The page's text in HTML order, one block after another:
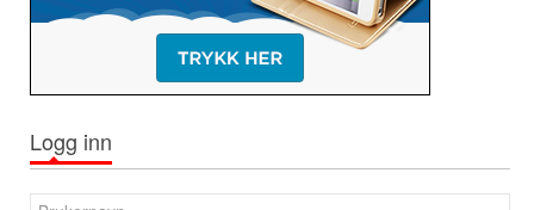
Logg inn